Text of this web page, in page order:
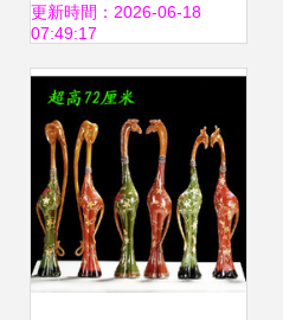
小象擺件，締造家
居與車居雙重福運
更新時間：2026-06-18
07:49:17